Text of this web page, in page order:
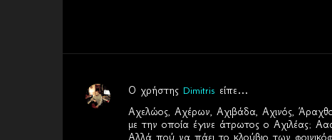
Σ
Ο χρήστης Dimitris είπε…
Αχελώος, Αχέρων, Αχιβάδα, Αχινός,
με την οποία έγινε άτρωτος ο Αχιλέας;
Αλλά πού να πάει το κλούβιο των